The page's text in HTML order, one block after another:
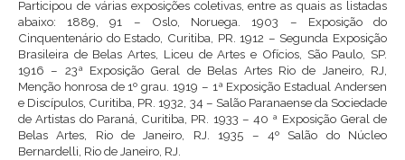
Participou de várias exposições coletivas, entre as quais as listadas
abaixo: 1889, 91 – Oslo, Noruega. 1903 – Exposição do
Cinquentenário do Estado, Curitiba, PR. 1912 – Segunda Exposição
Brasileira de Belas Artes, Liceu de Artes e Ofícios, São Paulo, SP.
1916 – 23ª Exposição Geral de Belas Artes Rio de Janeiro, RJ,
Menção honrosa de 1º grau. 1919 – 1ª Exposição Estadual Andersen
e Discípulos, Curitiba, PR. 1932, 34 – Salão Paranaense da Sociedade
de Artistas do Paraná, Curitiba, PR. 1933 – 40 ª Exposição Geral de
Belas Artes, Rio de Janeiro, RJ. 1935 – 4º Salão do Núcleo
Bernardelli, Rio de Janeiro, RJ.